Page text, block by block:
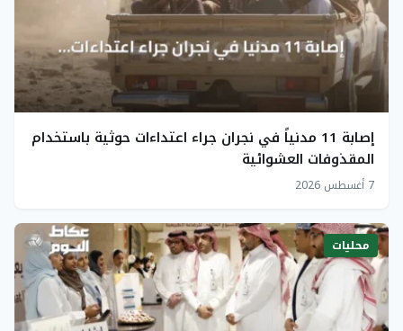
إصابة 11 مدنياً في نجران جراء اعتداءات حوثية باستخدام
المقذوفات العشوائية
7 أغسطس 2026
محليات